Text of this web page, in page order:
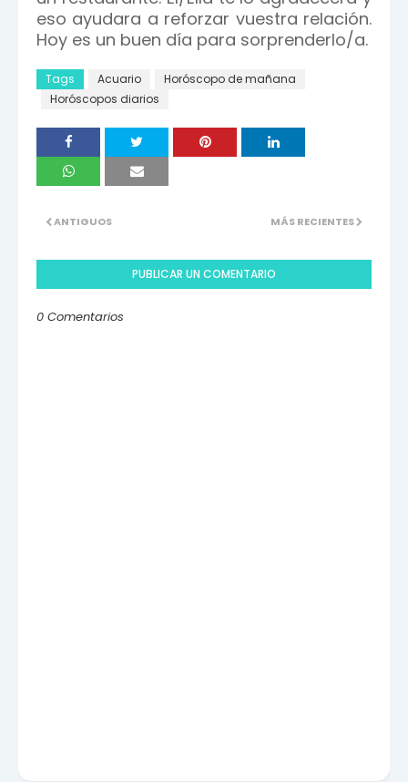
eso ayudara a reforzar vuestra relación.
Hoy es un buen día para sorprenderlo/a.
Tags Acuario
Horóscopo de mañana
Horóscopos diarios
MÁS RECIENTES
ANTIGUOS
PUBLICAR UN COMENTARIO
0 Comentarios